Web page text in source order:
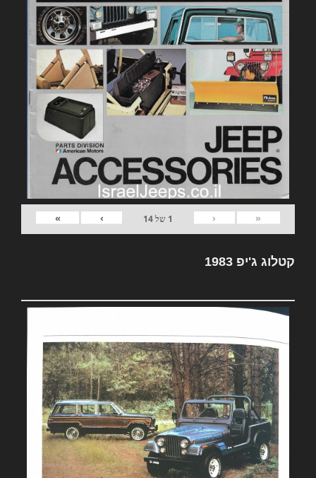
«
‹
1 של14
›
»
קטלוג ג'יפ 1983